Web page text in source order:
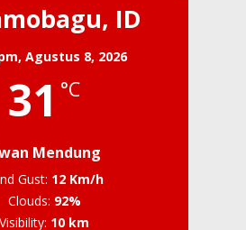
ID
Agustus 8, 2026
31 °C
Mendung
Gust: 12 Km/h
Clouds: 92%
Visibility: 10 km